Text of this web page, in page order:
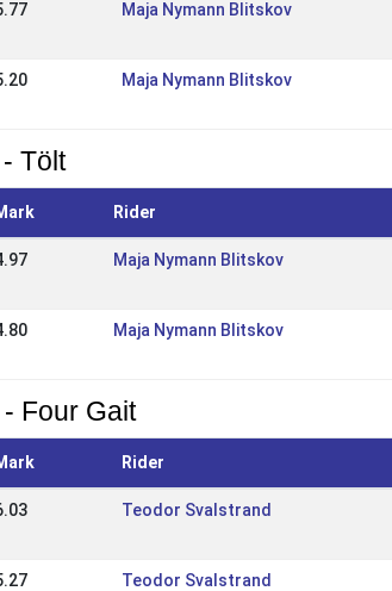
Maja Nymann Blitskov
Maja Nymann Blitskov
Tölt
Rider
Maja Nymann Blitskov
Maja Nymann Blitskov
Four Gait
Rider
Teodor Svalstrand
Teodor Svalstrand